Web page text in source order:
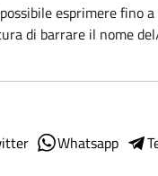
esprimere fino
di barrare il nome
Whatsapp